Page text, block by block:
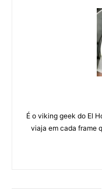
É o viking geek do El
viaja em cada frame